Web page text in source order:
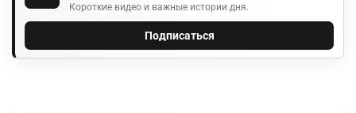
Короткие видео и важные истории дня.
Подписаться